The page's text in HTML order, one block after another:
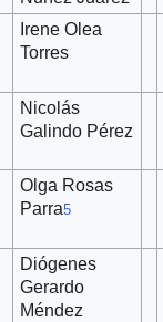
Irene Olea
Torres
Nicolás
Galindo Pérez
Olga Rosas
Parra5
Diógenes
Gerardo
Méndez